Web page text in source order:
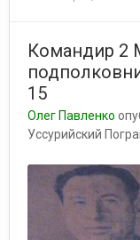
Командир 2
15
Олег Павленко
Уссурийский